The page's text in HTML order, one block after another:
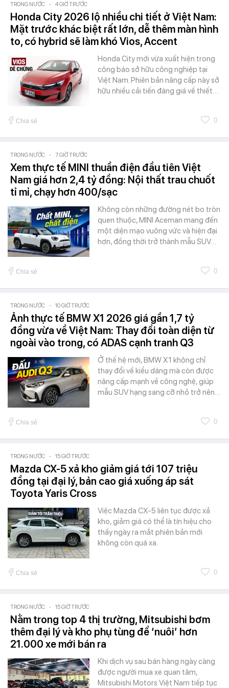
TRONG NƯỚC - 4 GIỜ TRƯỚC
Honda City 2026 lộ nhiều chi tiết ở Việt Nam:
Mặt trước khác biệt rất lớn, dễ thêm màn hình
to, có hybrid sẽ làm khó Vios, Accent
Honda City mới vừa xuất hiện trong
công báo sở hữu công nghiệp tại
Việt Nam. Phiên bản nâng cấp này sở
hữu nhiều cải tiến đáng giá về thiết…
Chia sẻ 0
TRONG NƯỚC - 7 GIỜ TRƯỚC
Xem thực tế MINI thuần điện đầu tiên Việt
Nam giá hơn 2,4 tỷ đồng: Nội thất trau chuốt
tỉ mỉ, chạy hơn 400/sạc
Không còn những đường nét bo tròn
quen thuộc, MINI Aceman mang đến
một diện mạo vuông vức và hiện đại
hơn, đồng thời trở thành mẫu SUV…
Chia sẻ 0
TRONG NƯỚC - 10 GIỜ TRƯỚC
Ảnh thực tế BMW X1 2026 giá gần 1,7 tỷ
đồng vừa về Việt Nam: Thay đổi toàn diện từ
ngoài vào trong, có ADAS cạnh tranh Q3
Ở thế hệ mới, BMW X1 không chỉ
thay đổi về kiểu dáng mà còn được
nâng cấp mạnh về công nghệ, giúp
mẫu SUV hạng sang cỡ nhỏ trở nên…
Chia sẻ 0
TRONG NƯỚC - 15 GIỜ TRƯỚC
Mazda CX-5 xả kho giảm giá tới 107 triệu
đồng tại đại lý, bản cao giá xuống áp sát
Toyota Yaris Cross
Việc Mazda CX-5 liên tục được xả
kho, giảm giá có thể là tín hiệu cho
thấy ngày ra mắt phiên bản mới
không còn quá xa.
Chia sẻ 0
TRONG NƯỚC - 15 GIỜ TRƯỚC
Nằm trong top 4 thị trường, Mitsubishi bơm
thêm đại lý và kho phụ tùng để ‘nuôi’ hơn
21.000 xe mới bán ra
Khi dịch vụ sau bán hàng ngày càng
được người mua xe quan tâm,
Mitsubishi Motors Việt Nam tiếp tục